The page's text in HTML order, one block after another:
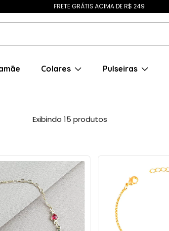
FRETE GRÁTIS ACIMA DE R$ 249
Colares Pulseiras
Exibindo 15 produtos